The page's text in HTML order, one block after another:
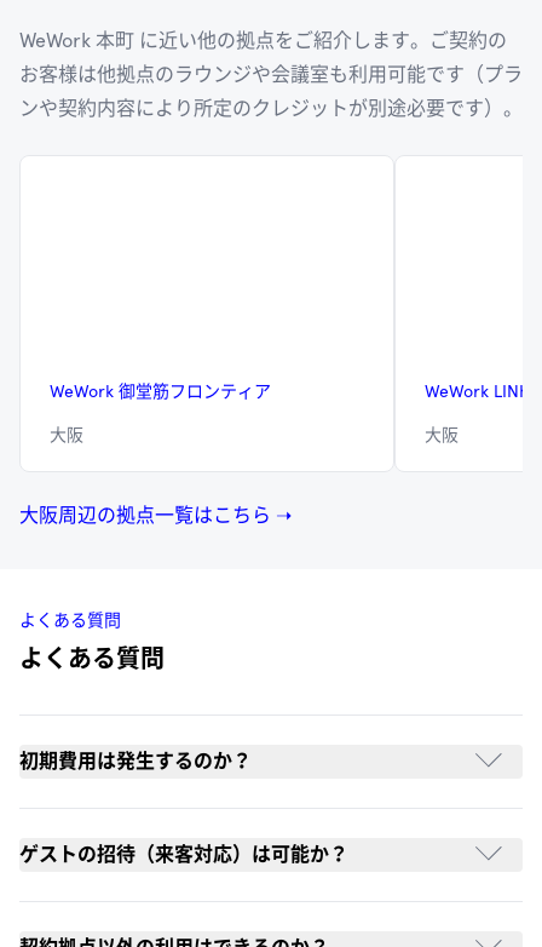
WeWork 本町 に近い他の拠点をご紹介します。ご契約の
お客様は他拠点のラウンジや会議室も利用可能です（プラ
ンや契約内容により所定のクレジットが別途必要です）。
WeWork 御堂筋フロンティア
大阪
WeWork LINKS
大阪
大阪周辺の拠点一覧はこちら ➝
よくある質問
よくある質問
初期費用は発生するのか？
ゲストの招待（来客対応）は可能か？